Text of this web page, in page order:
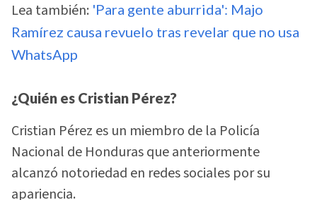
Lea también: 'Para gente aburrida': Majo
Ramírez causa revuelo tras revelar que no usa
WhatsApp
¿Quién es Cristian Pérez?
Cristian Pérez es un miembro de la Policía
Nacional de Honduras que anteriormente
alcanzó notoriedad en redes sociales por su
apariencia.